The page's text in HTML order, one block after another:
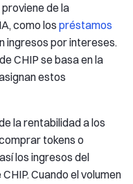
de la
como los préstamos
ingresos por intereses.
CHIP se basa en la
estos
la rentabilidad a los
tokens o
los ingresos del
Cuando el volumen